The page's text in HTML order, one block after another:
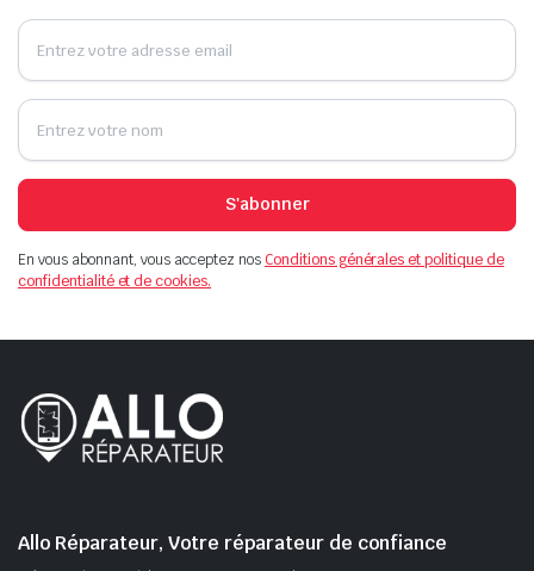
S'abonner
En vous abonnant, vous acceptez nosConditions générales et politique de
confidentialité et de cookies.
Allo Réparateur, Votre réparateur de confiance